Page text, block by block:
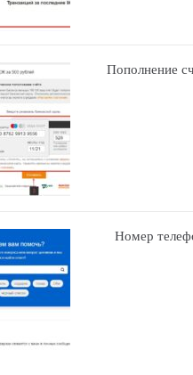
Пополнение
Номер